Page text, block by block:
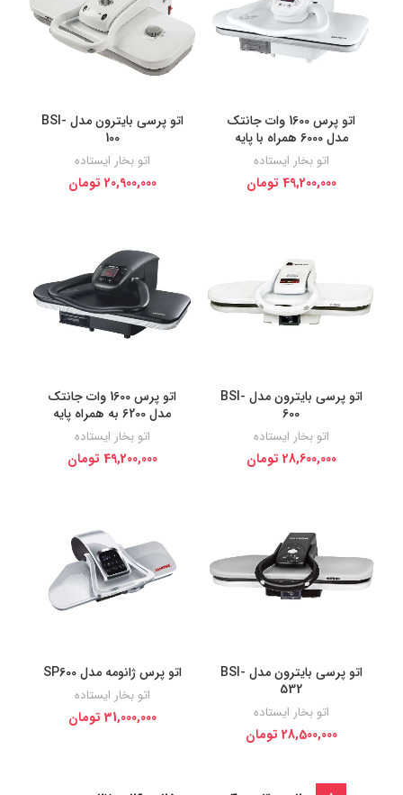
اتو پرس 1600 وات جانتک
مدل 6000 همراه با پایه
اتو بخار ایستاده
49,200,000 تومان
اتو پرسی بایترون مدل BSI-
100
اتو بخار ایستاده
20,900,000 تومان
اتو پرسی بایترون مدل BSI-
600
اتو بخار ایستاده
28,600,000 تومان
اتو پرس 1600 وات جانتک
مدل 6200 به همراه پایه
اتو بخار ایستاده
49,200,000 تومان
اتو پرسی بایترون مدل BSI-
532
اتو بخار ایستاده
28,500,000 تومان
اتو پرس ژانومه مدل SP600
اتو بخار ایستاده
31,000,000 تومان